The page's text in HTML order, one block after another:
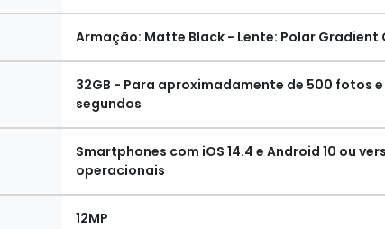
Armação: Matte Black - Lente: Polar Gradient
32GB - Para aproximadamente de 500 fotos
segundos
Smartphones com iOS 14.4 e Android 10 ou
operacionais
12MP